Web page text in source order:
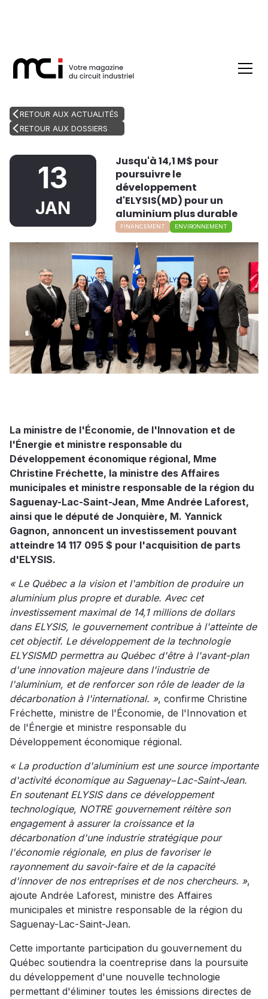
RETOUR AUX ACTUALITÉS
RETOUR AUX DOSSIERS
13
JAN
Jusqu'à 14,1 M$ pour
poursuivre le
développement
d'ELYSIS(MD) pour un
aluminium plus durable
FINANCEMENT ENVIRONNEMENT
La ministre de l'Économie, de l'Innovation et de
l'Énergie et ministre responsable du
Développement économique régional, Mme
Christine Fréchette, la ministre des Affaires
municipales et ministre responsable de la région du
Saguenay-Lac-Saint-Jean, Mme Andrée Laforest,
ainsi que le député de Jonquière, M. Yannick
Gagnon, annoncent un investissement pouvant
atteindre 14 117 095 $ pour l'acquisition de parts
d'ELYSIS.
« Le Québec a la vision et l'ambition de produire un
aluminium plus propre et durable. Avec cet
investissement maximal de 14,1 millions de dollars
dans ELYSIS, le gouvernement contribue à l'atteinte de
cet objectif. Le développement de la technologie
ELYSISMD permettra au Québec d'être à l'avant-plan
d'une innovation majeure dans l'industrie de
l'aluminium, et de renforcer son rôle de leader de la
décarbonation à l'international. », confirme Christine
Fréchette, ministre de l'Économie, de l'Innovation et
de l'Énergie et ministre responsable du
Développement économique régional.
« La production d'aluminium est une source importante
d'activité économique au Saguenay−Lac-Saint-Jean.
En soutenant ELYSIS dans ce développement
technologique, NOTRE gouvernement réitère son
engagement à assurer la croissance et la
décarbonation d'une industrie stratégique pour
l'économie régionale, en plus de favoriser le
rayonnement du savoir-faire et de la capacité
d'innover de nos entreprises et de nos chercheurs. »,
ajoute Andrée Laforest, ministre des Affaires
municipales et ministre responsable de la région du
Saguenay-Lac-Saint-Jean.
Cette importante participation du gouvernement du
Québec soutiendra la coentreprise dans la poursuite
du développement d'une nouvelle technologie
permettant d'éliminer toutes les émissions directes de